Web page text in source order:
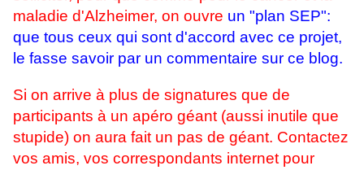
maladie d'Alzheimer, on ouvre un "plan SEP":
que tous ceux qui sont d'accord avec ce projet,
le fasse savoir par un commentaire sur ce blog.
Si on arrive à plus de signatures que de
participants à un apéro géant (aussi inutile que
stupide) on aura fait un pas de géant. Contactez
vos amis, vos correspondants internet pour